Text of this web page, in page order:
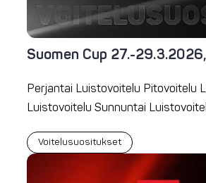
Suomen Cup 27.-
Perjantai Luistovoitelu Pitovoitelu
Luistovoitelu Sunnuntai
Voitelusuositukset